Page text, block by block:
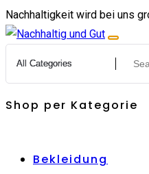
Zum
Inhalt
Nachhaltigkeit wird bei uns
Shop per Kategorie
Bekleidung